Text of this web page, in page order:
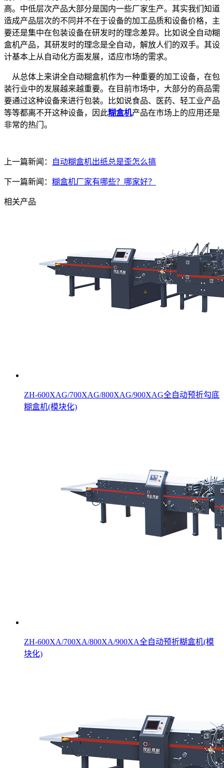
高。中低层次产品大部分是国内一些厂家生产。其实我们知道
造成产品层次的不同并不在于设备的加工品质和设备价格，主
要还是集中在包装设备在研发时的理念差异。比如说全自动糊
盒机产品，其研发时的理念是全自动，解放人们的双手。其设
计基本上从自动化方面发展，适应市场的需求。
从总体上来讲全自动糊盒机作为一种重要的加工设备，在包
装行业中的发展越来越重要。在目前市场中，大部分的商品需
要通过这种设备来进行包装。比如说食品、医药、轻工业产品
等等都离不开这种设备，因此糊盒机产品在市场上的应用还是
非常的热门。
上一篇新闻： 自动糊盒机出纸总是歪怎么搞
下一篇新闻： 糊盒机厂家有哪些？哪家好？
相关产品
ZH-600XAG/700XAG/800XAG/900XAG全自动预折勾底
糊盒机(模块化)
ZH-600XA/700XA/800XA/900XA全自动预折糊盒机(模
块化)